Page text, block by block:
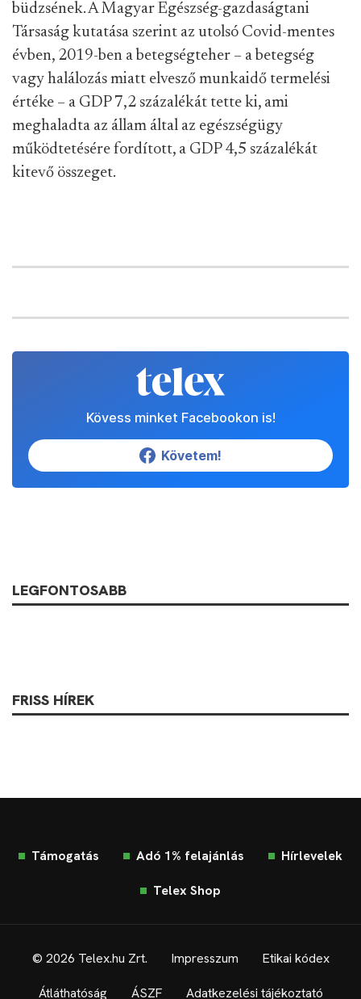
büdzsének. A Magyar Egészség-gazdaságtani
Társaság kutatása szerint az utolsó Covid-mentes
évben, 2019-ben a betegségteher – a betegség
vagy halálozás miatt elvesző munkaidő termelési
értéke – a GDP 7,2 százalékát tette ki, ami
meghaladta az állam által az egészségügy
működtetésére fordított, a GDP 4,5 százalékát
kitevő összeget.
Kövess minket Facebookon is!
Követem!
LEGFONTOSABB
FRISS HÍREK
Támogatás Adó 1% felajánlás Hírlevelek
Telex Shop
© 2026 Telex.hu Zrt. Impresszum Etikai kódex
Átláthatóság ÁSZF Adatkezelési tájékoztató